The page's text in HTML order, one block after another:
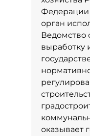
орган
Ведомство
выработку
оказывает